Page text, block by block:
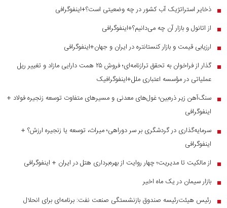
■ ذخایر استراتژیک آب کشور در چه وضعیتی است؟+اینفوگرافی
■ از اتانول و بازار آن چه می‌دانیم؟+اینفوگرافی
■ ارزیابی قیمت و بازار کنستانتره در ایران و جهان+اینفوگرافی
■
گذار از فراخوان به تحقق ترازنامه‌ای؛ فروش ۲۵ همت دارایی مازاد و تغییر ریل
عملیاتی در مؤسسه اعتباری ملل+اینفوگرافیک
■ سنگ‌آهن زیر ذره‌بین؛ غول‌های معدنی و مسیر‌های متفاوت توسعه زنجیره فولاد +
اینفوگرافی
■ سرمایه‌گذاری در گردشگری بر سر دوراهی؛ میراث، توسعه یا زنجیره ارزش؟ +
اینفوگرافی
■ از مالکیت تا مدیریت؛ چهار روایت از بهره‌برداری هتل در ایران + اینفوگرافی
■ بازار سیمان در یک ماه اخیر
■
رئیس هیئت‌رئیسه صندوق بازنشستگی صنعت نفت: برنامه‌ای برای انحلال